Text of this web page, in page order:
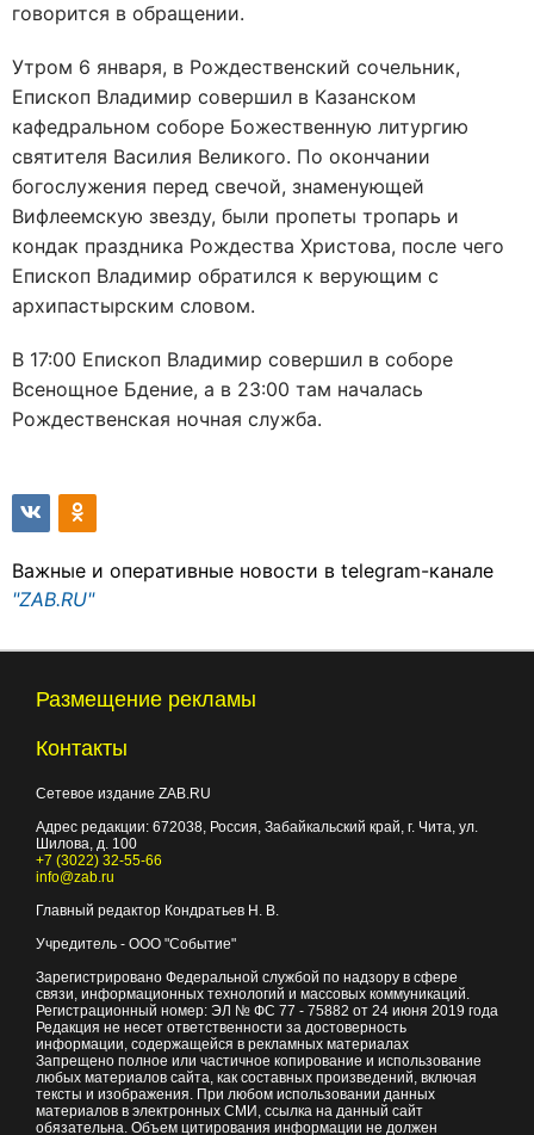
говорится в обращении.
Утром 6 января, в Рождественский сочельник,
Епископ Владимир совершил в Казанском
кафедральном соборе Божественную литургию
святителя Василия Великого. По окончании
богослужения перед свечой, знаменующей
Вифлеемскую звезду, были пропеты тропарь и
кондак праздника Рождества Христова, после чего
Епископ Владимир обратился к верующим с
архипастырским словом.
В 17:00 Епископ Владимир совершил в соборе
Всенощное Бдение, а в 23:00 там началась
Рождественская ночная служба.
Важные и оперативные новости в telegram-канале
"ZAB.RU"
Размещение рекламы
Контакты
Сетевое издание ZAB.RU
Адрес редакции: 672038, Россия, Забайкальский край, г. Чита, ул.
Шилова, д. 100
+7 (3022) 32-55-66
info@zab.ru
Главный редактор Кондратьев Н. В.
Учредитель - ООО "Событие"
Зарегистрировано Федеральной службой по надзору в сфере
связи, информационных технологий и массовых коммуникаций.
Регистрационный номер: ЭЛ № ФС 77 - 75882 от 24 июня 2019 года
Редакция не несет ответственности за достоверность
информации, содержащейся в рекламных материалах
Запрещено полное или частичное копирование и использование
любых материалов сайта, как составных произведений, включая
тексты и изображения. При любом использовании данных
материалов в электронных СМИ, ссылка на данный сайт
обязательна. Объем цитирования информации не должен